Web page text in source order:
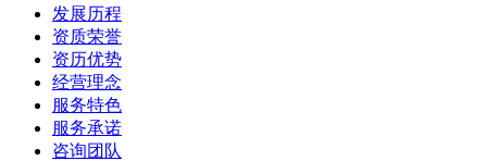
发展历程
资质荣誉
资历优势
经营理念
服务特色
服务承诺
咨询团队